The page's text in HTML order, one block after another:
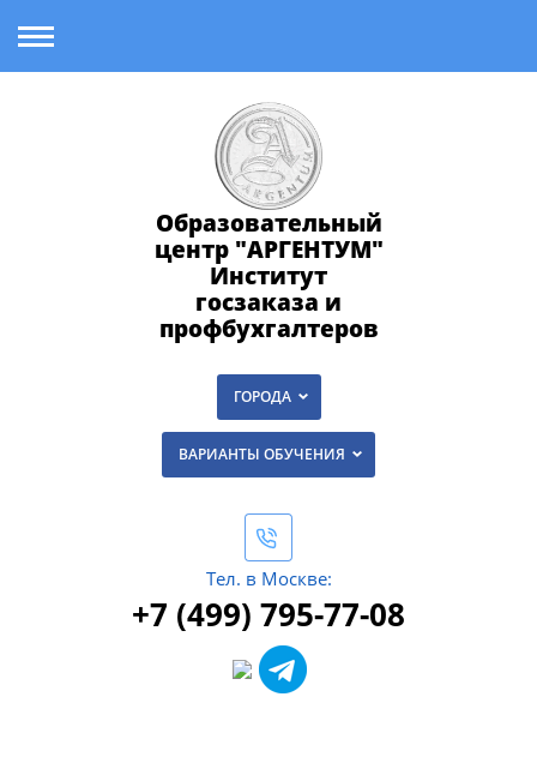
Образовательный
центр "АРГЕНТУМ"
Институт
госзаказа и
профбухгалтеров
ГОРОДА
ВАРИАНТЫ ОБУЧЕНИЯ
Тел. в Москве:
+7 (499) 795-77-08